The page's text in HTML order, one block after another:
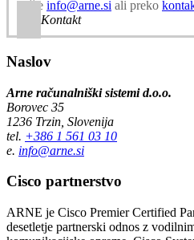
pošte info@arne.si ali preko
Kontakt
Naslov
Arne računalniški sistemi d.o.o.
Borovec 35
1236 Trzin, Slovenija
tel. +386 1 561 03 10
e. info@arne.si
Cisco partnerstvo
ARNE je Cisco Premier Certified
desetletje partnerski odnos z